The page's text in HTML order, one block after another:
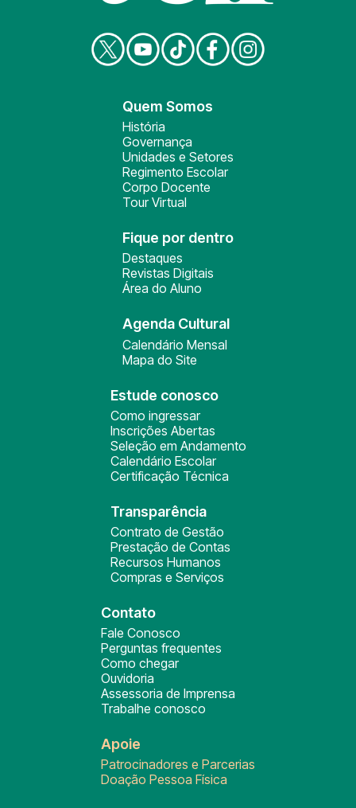
Quem Somos
História
Governança
Unidades e Setores
Regimento Escolar
Corpo Docente
Tour Virtual
Fique por dentro
Destaques
Revistas Digitais
Área do Aluno
Agenda Cultural
Calendário Mensal
Mapa do Site
Estude conosco
Como ingressar
Inscrições Abertas
Seleção em Andamento
Calendário Escolar
Certificação Técnica
Transparência
Contrato de Gestão
Prestação de Contas
Recursos Humanos
Compras e Serviços
Contato
Fale Conosco
Perguntas frequentes
Como chegar
Ouvidoria
Assessoria de Imprensa
Trabalhe conosco
Apoie
Patrocinadores e Parcerias
Doação Pessoa Física